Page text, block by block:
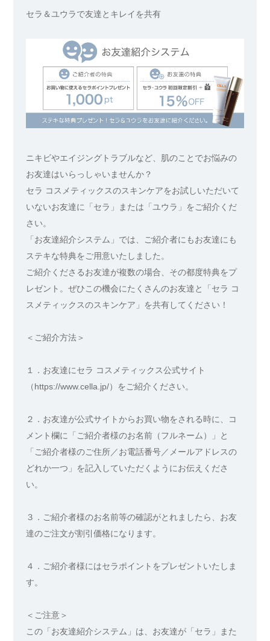
セラ＆ユウラで友達とキレイを共有
ニキビやエイジングトラブルなど、肌のことでお悩みの
お友達はいらっしゃいませんか？
セラ コスメティックスのスキンケアをお試しいただいて
いないお友達に「セラ」または「ユウラ」をご紹介くだ
さい。
「お友達紹介システム」では、ご紹介者にもお友達にも
ステキな特典をご用意いたしました。
ご紹介くださるお友達が複数の場合、その都度特典をプ
レゼント。ぜひこの機会にたくさんのお友達と「セラ コ
スメティックスのスキンケア」を共有してください！
＜ご紹介方法＞
１．お友達にセラ コスメティックス公式サイト
（https://www.cella.jp/）をご紹介ください。
２．お友達が公式サイトからお買い物をされる時に、コ
メント欄に「ご紹介者様のお名前（フルネーム）」と
「ご紹介者様のご住所／お電話番号／メールアドレスの
どれか一つ」を記入していただくようにお伝えくださ
い。
３．ご紹介者様のお名前等の確認がとれましたら、お友
達のご注文が割引価格になります。
４．ご紹介者様にはセラポイントをプレゼントいたしま
す。
＜ご注意＞
この「お友達紹介システム」は、お友達が「セラ」また